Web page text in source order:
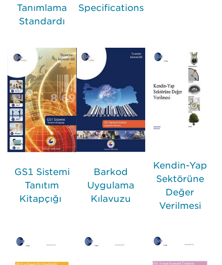
Tanımlama
Standardı
Specifications
GS1 Sistemi
Tanıtım
Kitapçığı
Barkod
Uygulama
Kılavuzu
Kendin-Yap
Sektörüne
Değer
Verilmesi